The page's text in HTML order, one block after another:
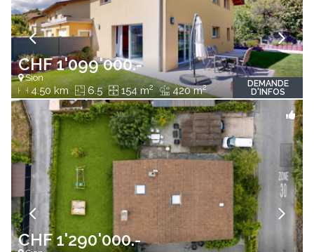
CHF 1'099'000.-
Sion
4.50 km 6.5 154 m2 420 m2
DEMANDE
D'INFOS
CHF 1'290'000.-